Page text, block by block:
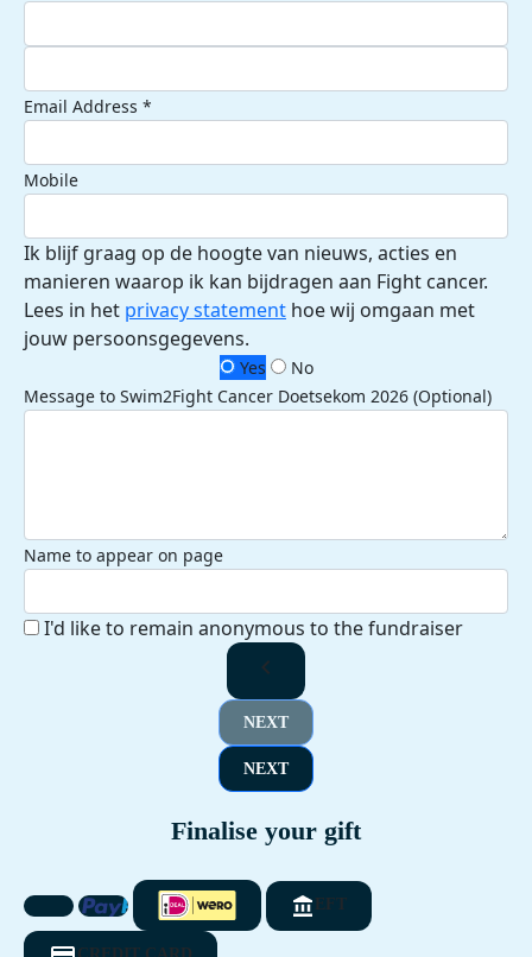
Email Address *
Mobile
Ik blijf graag op de hoogte van nieuws, acties en
manieren waarop ik kan bijdragen aan Fight cancer.
Lees in het privacy statement hoe wij omgaan met
jouw persoonsgegevens.
Yes
No
Message to Swim2Fight Cancer Doetsekom 2026 (Optional)
Name to appear on page
I'd like to remain anonymous to the fundraiser
chevron_left
NEXT
NEXT
Finalise your gift
EFT